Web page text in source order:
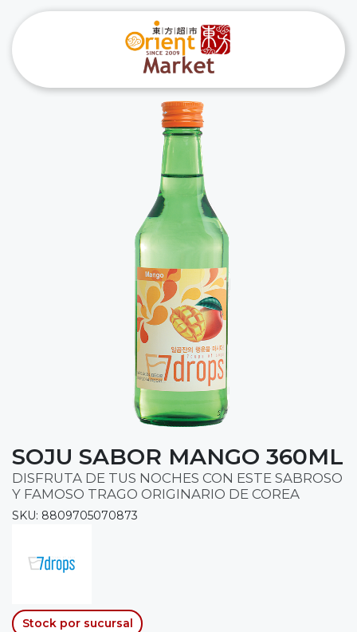
SOJU SABOR MANGO 360ML
DISFRUTA DE TUS NOCHES CON ESTE SABROSO
Y FAMOSO TRAGO ORIGINARIO DE COREA
SKU: 8809705070873
Stock por sucursal